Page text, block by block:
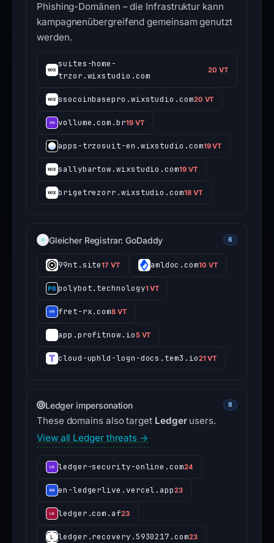
Phishing-Domänen – die Infrastruktur kann
kampagnenübergreifend gemeinsam genutzt
werden.
suites-home-
trzor.wixstudio.com
20 VT
ssocoinbasepro.wixstudio.com20 VT
vollume.com.br19 VT
apps-trzosuit-en.wixstudio.com19 VT
sallybartow.wixstudio.com19 VT
brigetrezorr.wixstudio.com18 VT
Gleicher Registrar: GoDaddy 6
99nt.site17 VT amldoc.com10 VT
polybot.technology1 VT
fret-rx.com8 VT
app.profitnow.io5 VT
cloud-uphld-logn-docs.tem3.io21 VT
Ledger impersonation 8
These domains also target Ledgerusers.
View all Ledger threats →
ledger-security-online.com24
en-ledgerlive.vercel.app23
ledger.com.af23
ledger.recovery.5930217.com23